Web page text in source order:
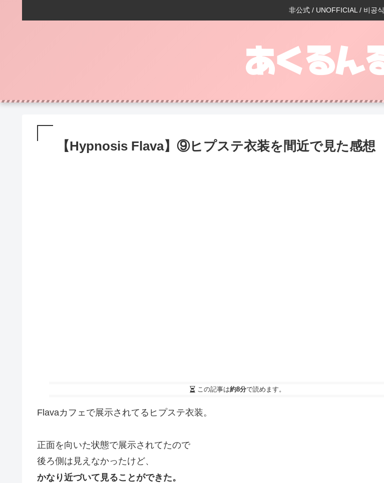
非公式 / UNOFFICIAL / 비공식
【Hypnosis Flava】⑨ヒプステ衣装を間近で見た感想
この記事は約8分で読めます。
Flavaカフェで展示されてるヒプステ衣装。
正面を向いた状態で展示されてたので
後ろ側は見えなかったけど、
かなり近づいて見ることができた。